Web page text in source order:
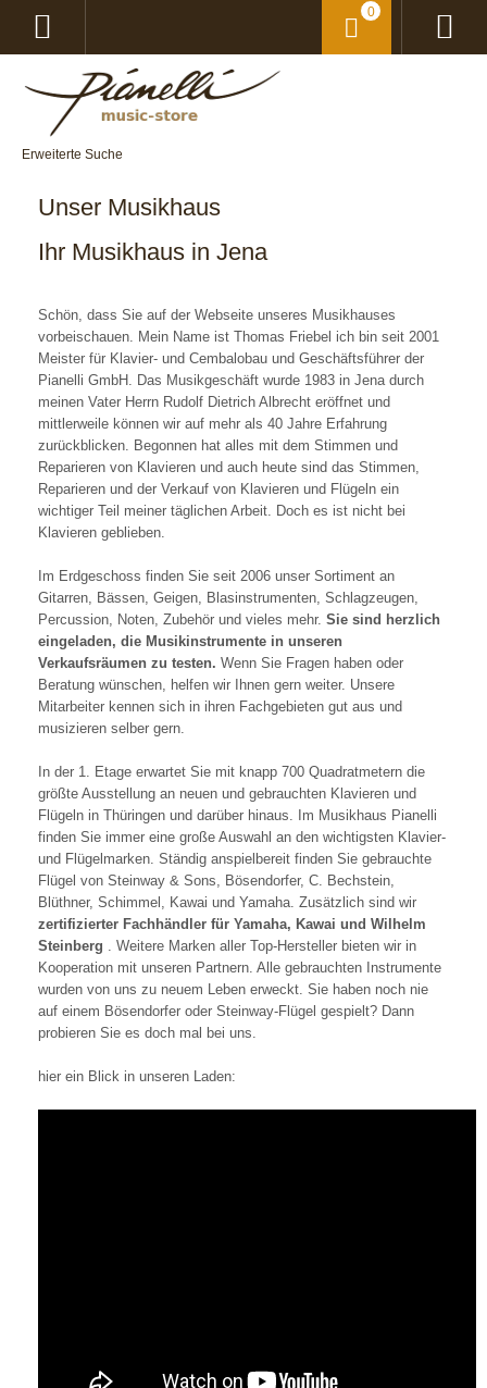
Erweiterte Suche
0
Unser Musikhaus
Ihr Musikhaus in Jena
Schön, dass Sie auf der Webseite unseres Musikhauses
vorbeischauen. Mein Name ist Thomas Friebel ich bin seit 2001
Meister für Klavier- und Cembalobau und Geschäftsführer der
Pianelli GmbH. Das Musikgeschäft wurde 1983 in Jena durch
meinen Vater Herrn Rudolf Dietrich Albrecht eröffnet und
mittlerweile können wir auf mehr als 40 Jahre Erfahrung
zurückblicken. Begonnen hat alles mit dem Stimmen und
Reparieren von Klavieren und auch heute sind das Stimmen,
Reparieren und der Verkauf von Klavieren und Flügeln ein
wichtiger Teil meiner täglichen Arbeit. Doch es ist nicht bei
Klavieren geblieben.
Im Erdgeschoss finden Sie seit 2006 unser Sortiment an
Gitarren, Bässen, Geigen, Blasinstrumenten, Schlagzeugen,
Percussion, Noten, Zubehör und vieles mehr. Sie sind herzlich
eingeladen, die Musikinstrumente in unseren
Verkaufsräumen zu testen. Wenn Sie Fragen haben oder
Beratung wünschen, helfen wir Ihnen gern weiter. Unsere
Mitarbeiter kennen sich in ihren Fachgebieten gut aus und
musizieren selber gern.
In der 1. Etage erwartet Sie mit knapp 700 Quadratmetern die
größte Ausstellung an neuen und gebrauchten Klavieren und
Flügeln in Thüringen und darüber hinaus. Im Musikhaus Pianelli
finden Sie immer eine große Auswahl an den wichtigsten Klavier-
und Flügelmarken. Ständig anspielbereit finden Sie gebrauchte
Flügel von Steinway & Sons, Bösendorfer, C. Bechstein,
Blüthner, Schimmel, Kawai und Yamaha. Zusätzlich sind wir
zertifizierter Fachhändler für Yamaha, Kawai und Wilhelm
Steinberg . Weitere Marken aller Top-Hersteller bieten wir in
Kooperation mit unseren Partnern. Alle gebrauchten Instrumente
wurden von uns zu neuem Leben erweckt. Sie haben noch nie
auf einem Bösendorfer oder Steinway-Flügel gespielt? Dann
probieren Sie es doch mal bei uns.
hier ein Blick in unseren Laden: